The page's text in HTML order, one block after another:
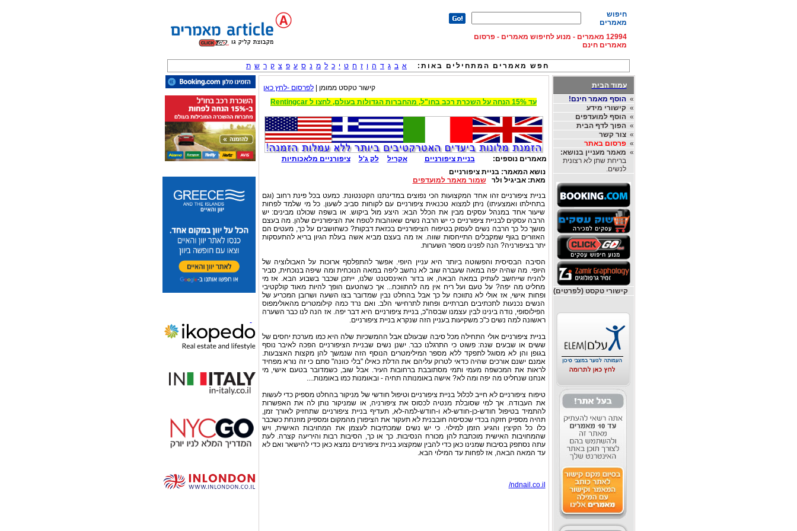
חיפוש
מאמרים
12994 מאמרים - מנוע לחיפוש מאמרים - פרסום
מאמרים חינם
חפש מאמרים המתחילים באות: א ב ג ד ה ו ז ח ט י כ ל מ נ ס ע פ צ ק ר ש ת
עמוד הבית
»הוסף מאמר חינם!
»קישורי מידע
»הוסף למועדפים
»הפוך לדף הבית
»צור קשר
»פרסום באתר
» מאמר מעניין בנושא:
בריחת שתן לא רצונית
לנשים.
קישורי טקסט (לפרטים)
קישור טקסט ממומן |לפרסום -לחץ כאן
עד 15% הנחה על השכרת רכב בחו"ל, מהחברות הגדולות בעולם, לחצו ל Rentingcar
מאמרים נוספים: בניית ציפורניים אקריל לק ג'ל
ציפורניים מלאכותיות
נושא המאמר:בניית ציפורניים
מאת:אביגיל ולרשמור מאמר למועדפים
בניית ציפורניים זהו אחד המקצועות הכי נפוצים במדינתנו הקטנטונת. כמעט בכל פינת רחוב (וגם
בתחילתו ואמצעיתו) ניתן למצוא טכנאית ציפורניים עם לקוחות סביב לשעון. כל מי שלמד לפחות
שיעור אחד במנהל עסקים מבין את הכלל הבא: היצע מול ביקוש. או בשפה שכולנו מבינים: יש
הרבה עסקים לבניית ציפורניים כי יש הרבה נשים שאוהבות לטפח את הציפורניים שלהן. מה בעצם
מושך כל כך הרבה נשים לעסוק בטיפוח הציפורניים בכזאת דבקות? כשחושבים על כך, מעטים הם
האזורים בגוף שמקבלים התייחסות שווה. אז מה בעצם מביא אשה בעלת הגיון בריא להתעסקות
יתר בציפורניה? הנה לפנינו מספר השערות.
הסיבה הבסיסית והפשוטה ביותר היא עניין היופי. אפשר להתפלסף ארוכות על האבולוציה של
היופי. מה שהיה יפה במאה שעברה שוב לא נחשב ליפה במאה הנוכחית ומה שיפה בנוכחית, סביר
להניח שייחשב לעתיק במאה הבאה, או בדור האינסטנט שלנו, ייתכן שכבר בשבוע הבא. אז מי
מחליט מה יפה? על טעם ועל ריח אין מה להתווכח... אך כשהטעם הופך להיות מאוד קולקטיבי
ופחות אישי, אז אולי לא נתווכח על כך אבל בהחלט נבין שמדובר בצו השעה ושרובן המכריע של
הנשים נכנעות לתכתיבים חברתיים ופחות לתרחישי הלב. ואם נרד כמה קילומטרים מהאולימפוס
הפילוסופי, נודה בינינו לבין עצמנו שבסה"כ, בניית ציפורניים היא דבר יפה. אז הנה לנו כבר השערה
ראשונה למה נשים כ"כ משקיעות בעניין הזה שנקרא בניית ציפורניים.
בניית ציפורניים אולי התחילה מכל סיבה שבעולם אבל ההמשכיות שלה היא כמו מערכת יחסים של
ששים או שבעים שנה: פשוט כי התרגלנו כבר. ישנן נשים שבניית הציפורניים הפכה לאיבר נוסף
בגופן והן לא מסוגל לתפקד ללא מספר המילימטרים הנוסף הזה שנמשך להן מקצות האצבעות.
אמנם ישנם אורכים שהיה כדאי לטרוק עליהם את הדלת כאילו "בלי כוונה" סתם כי זה נורא מפחיד
לראות את המכשפה מעמי ותמי מסתובבת ברחובות העיר. אבל שוב, כשמדובר בטעם אישי, מי
אנחנו שנחליט מה יפה ומה לא? אישה באומנותה תחיה - ובאומנות כמו באומנות....
טיפוח ציפורניים לא חייב לכלול בניית ציפורניים וטיפול חודשי של מניקור בהחלט מספיק כדי לעשות
את העבודה. אך למי שסובלת מנטיה לכסוס את ציפורניה, או שמניקור נותן לה את האפשרות
להתמיד בטיפול חודש-כן-חודש-לא ו-חודש-למה-לא, תעדיף בניית ציפורניים שתחזיק לאורך זמן,
תהיה מספיק חזקה בכדי שכסיסה חובבנית לא תעקור את הציפורן מהמקום ומספיק מוזנחת כשכבר
כלו כל הקיצין והגיע הזמן למילוי. כי יש נשים שמכתיבות לעצמן את המחויבות האישית, ויש
שהמחויבות האישית מוכתבת להן מכורח הנסיבות. כך או כך, הסיבות רבות והיריעה קצרה. לעת
עתה נסתפק בסיבות שמנינו כאן כדי להבין שמקצוע בניית ציפורניים נמצא כאן כדי להישאר ואם לא
עד המאה הבאה, אז לפחות עד המילוי הבא.
ndnail.co.il/